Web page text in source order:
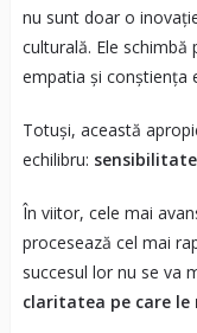
nu sunt doar o
culturală. Ele
empatia și conștiența
Totuși, această
echilibru:
În viitor, cele mai
procesează cel mai
succesul lor nu se va
claritatea pe care